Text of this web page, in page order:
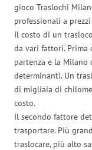
gioco Traslochi
professionali a
Il costo di un
da vari fattori.
partenza e la
determinanti. Un
di migliaia di
costo.
Il secondo fattore
trasportare. Più
traslocare, più alto